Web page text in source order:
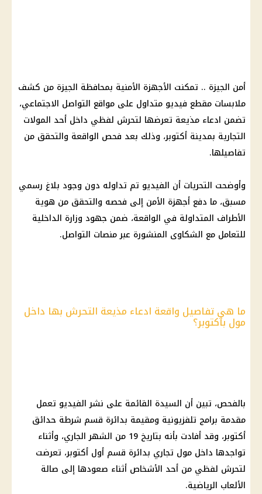
أمن الجيزة .. تمكنت الأجهزة الأمنية بمحافظة الجيزة من كشف
ملابسات مقطع فيديو متداول على مواقع التواصل الاجتماعي،
تضمن ادعاء مذيعة تعرضها لتحرش لفظي داخل أحد المولات
التجارية بمدينة أكتوبر، وذلك بعد فحص الواقعة والتحقق من
تفاصيلها.
وأوضحت التحريات أن الفيديو تم تداوله دون وجود بلاغ رسمي
مسبق، ما دفع أجهزة الأمن إلى فحصه والتحقق من هوية
الأطراف المتداولة في الواقعة، ضمن جهود وزارة الداخلية
للتعامل مع الشكاوى المنشورة عبر منصات التواصل.
ما هي تفاصيل واقعة ادعاء مذيعة التحرش بها داخل
مول بأكتوبر؟
بالفحص، تبين أن السيدة القائمة على نشر الفيديو تعمل
مقدمة برامج تلفزيونية ومقيمة بدائرة قسم شرطة حدائق
أكتوبر، وقد أفادت بأنه بتاريخ 19 من الشهر الجاري، وأثناء
تواجدها داخل مول تجاري بدائرة قسم أول أكتوبر، تعرضت
لتحرش لفظي من أحد الأشخاص أثناء صعودها إلى صالة
الألعاب الرياضية.